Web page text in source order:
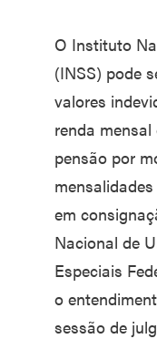
O Instituto
(INSS) pode
valores
renda
pensão por
em
Nacional de
Especiais
o
sessão de